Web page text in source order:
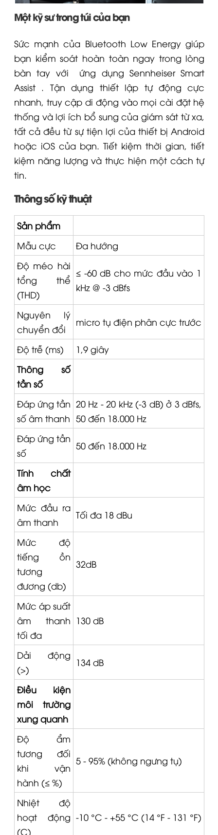
Một kỹ sư trong túi của bạn
Sức mạnh của Bluetooth Low Energy giúp
bạn kiểm soát hoàn toàn ngay trong lòng
bàn tay với ứng dụng Sennheiser Smart
Assist. Tận dụng thiết lập tự động cực
nhanh, truy cập di động vào mọi cài đặt hệ
thống và lợi ích bổ sung của giám sát từ xa,
tất cả đều từ sự tiện lợi của thiết bị Android
hoặc iOS của bạn. Tiết kiệm thời gian, tiết
kiệm năng lượng và thực hiện một cách tự
tin.
Thông số kỹ thuật
Sản phẩm
Mẫu cực
Đa hướng
Độ méo hài
tổng thể
(THD)
≤ -60 dB cho mức đầu vào 1
kHz @ -3 dBfs
Nguyên lý
chuyển đổi
micro tụ điện phân cực trước
Độ trễ (ms)
1,9 giây
Thông số
tần số
Đáp ứng tần
số âm thanh
20 Hz - 20 kHz (-3 dB) ở 3 dBfs,
50 đến 18.000 Hz
Đáp ứng tần
số
50 đến 18.000 Hz
Tính chất
âm học
Mức đầu ra
âm thanh
Tối đa 18 dBu
Mức độ
tiếng ồn
tương
đương (db)
32dB
Mức áp suất
âm thanh
tối đa
130 dB
Dải động
(>)
134 dB
Điều kiện
môi trường
xung quanh
Độ ẩm
tương đối
khi vận
hành (≤ %)
5 - 95% (không ngưng tụ)
Nhiệt độ
hoạt động
(C)
-10 °C - +55 °C (14 °F - 131 °F)